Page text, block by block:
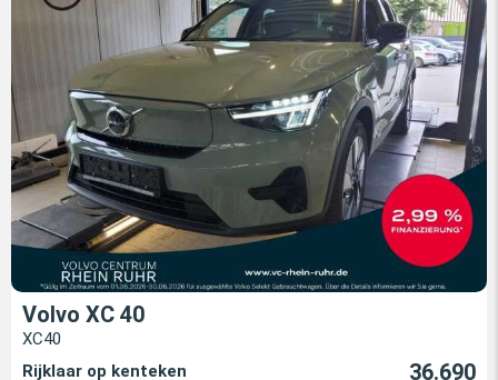
Volvo XC 40
XC40
Rijklaar op kenteken
36.690